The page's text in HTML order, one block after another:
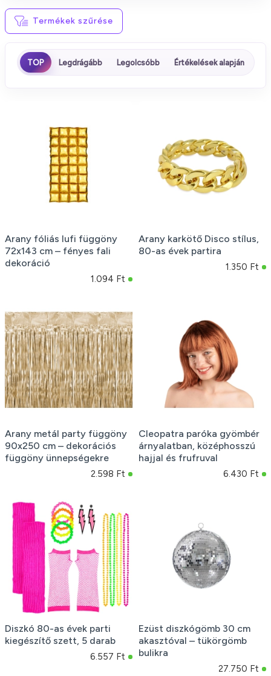
Termékek szűrése
TOP Legdrágább Legolcsóbb Értékelések alapján
Arany fóliás lufi függöny
72x143 cm – fényes fali
dekoráció
1.094 Ft
Arany karkötő Disco stílus,
80-as évek partira
1.350 Ft
Arany metál party függöny
90x250 cm – dekorációs
függöny ünnepségekre
2.598 Ft
Cleopatra paróka gyömbér
árnyalatban, középhosszú
hajjal és frufruval
6.430 Ft
Diszkó 80-as évek parti
kiegészítő szett, 5 darab
6.557 Ft
Ezüst diszkógömb 30 cm
akasztóval – tükörgömb
bulikra
27.750 Ft